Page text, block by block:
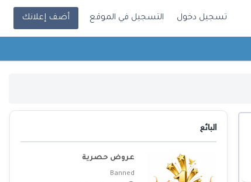
تسجيل دخول التسجيل في الموقع أضف إعلانك
البائع
عروض حصرية
Banned